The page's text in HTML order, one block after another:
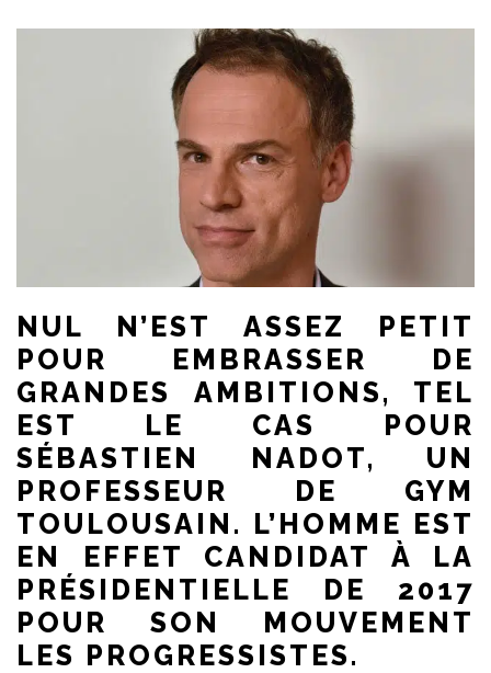
NUL N’EST ASSEZ PETIT
POUR EMBRASSER DE
GRANDES AMBITIONS, TEL
EST LE CAS POUR
SÉBASTIEN NADOT, UN
PROFESSEUR DE GYM
TOULOUSAIN. L’HOMME EST
EN EFFET CANDIDAT À LA
PRÉSIDENTIELLE DE 2017
POUR SON MOUVEMENT
LES PROGRESSISTES.